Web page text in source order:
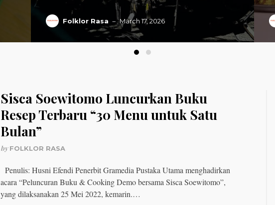
Folklor Rasa March 17, 2026
Sisca Soewitomo Luncurkan Buku
Resep Terbaru “30 Menu untuk Satu
Bulan”
byFOLKLOR RASA
Penulis: Husni Efendi Penerbit Gramedia Pustaka Utama menghadirkan
acara “Peluncuran Buku & Cooking Demo bersama Sisca Soewitomo”,
yang dilaksanakan 25 Mei 2022, kemarin.…